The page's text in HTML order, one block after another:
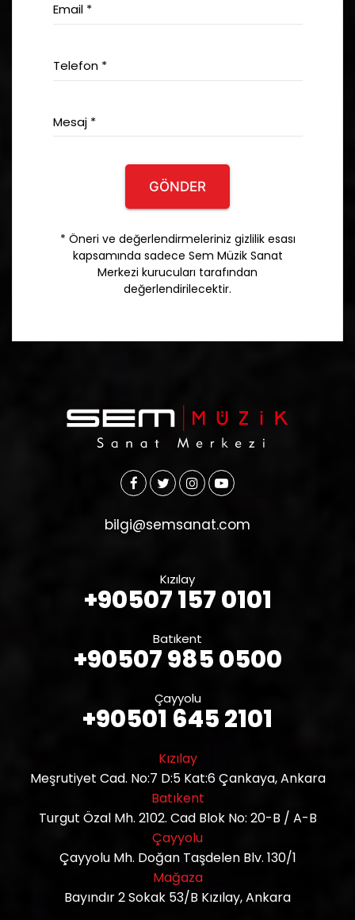
Email *
Telefon *
Mesaj *
GÖNDER
* Öneri ve değerlendirmeleriniz gizlilik esası
kapsamında sadece Sem Müzik Sanat
Merkezi kurucuları tarafından
değerlendirilecektir.
bilgi@semsanat.com
Kızılay
+90507 157 0101
Batıkent
+90507 985 0500
Çayyolu
+90501 645 2101
Kızılay
Meşrutiyet Cad. No:7 D:5 Kat:6 Çankaya, Ankara
Batıkent
Turgut Özal Mh. 2102. Cad Blok No: 20-B / A-B
Çayyolu
Çayyolu Mh. Doğan Taşdelen Blv. 130/1
Mağaza
Bayındır 2 Sokak 53/B Kızılay, Ankara